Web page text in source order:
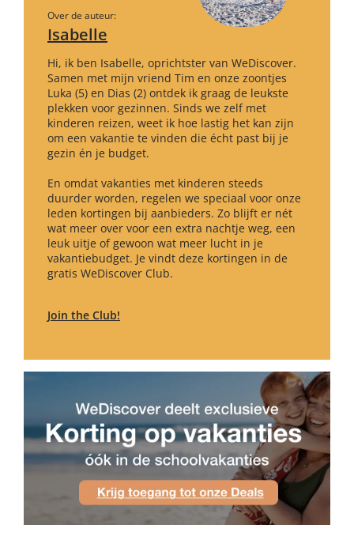
Over de auteur:
Isabelle
Hi, ik ben Isabelle, oprichtster van WeDiscover.
Samen met mijn vriend Tim en onze zoontjes
Luka (5) en Dias (2) ontdek ik graag de leukste
plekken voor gezinnen. Sinds we zelf met
kinderen reizen, weet ik hoe lastig het kan zijn
om een vakantie te vinden die écht past bij je
gezin én je budget.
En omdat vakanties met kinderen steeds
duurder worden, regelen we speciaal voor onze
leden kortingen bij aanbieders. Zo blijft er nét
wat meer over voor een extra nachtje weg, een
leuk uitje of gewoon wat meer lucht in je
vakantiebudget. Je vindt deze kortingen in de
gratis WeDiscover Club.
Join the Club!